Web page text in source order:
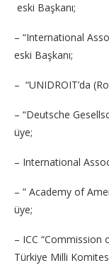
eski Başkanı;
– “International
eski Başkanı;
– “UNIDROIT’da
– “Deutsche
üye;
– International
– ” Academy of
üye;
– ICC “Commission
Türkiye Milli